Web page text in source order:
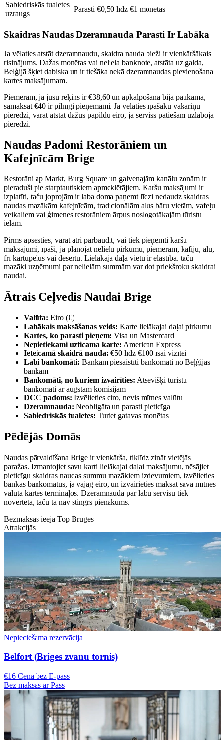
Sabiedriskās tualetes
uzraugs
Parasti €0,50 līdz €1 monētās
Skaidras Naudas Dzeramnauda Parasti Ir Labāka
Ja vēlaties atstāt dzeramnaudu, skaidra nauda bieži ir vienkāršākais
risinājums. Dažas monētas vai neliela banknote, atstāta uz galda,
Beļģijā šķiet dabiska un ir tiešāka nekā dzeramnaudas pievienošana
kartes maksājumam.
Piemēram, ja jūsu rēķins ir €38,60 un apkalpošana bija patīkama,
samaksāt €40 ir pilnīgi pieņemami. Ja vēlaties īpašāku vakariņu
pieredzi, varat atstāt dažus papildu eiro, ja serviss patiešām uzlaboja
pieredzi.
Naudas Padomi Restorāniem un
Kafejnīcām Brige
Restorāni ap Markt, Burg Square un galvenajām kanālu zonām ir
pieraduši pie starptautiskiem apmeklētājiem. Karšu maksājumi ir
izplatīti, taču joprojām ir laba doma paņemt līdzi nedaudz skaidras
naudas mazākām kafejnīcām, tradicionālām alus bāru vietām, vafeļu
veikaliem vai ģimenes restorāniem ārpus noslogotākajām tūristu
ielām.
Pirms apsēsties, varat ātri pārbaudīt, vai tiek pieņemti karšu
maksājumi, īpaši, ja plānojat nelielu pirkumu, piemēram, kafiju, alu,
frī kartupeļus vai desertu. Lielākajā daļā vietu ir elastība, taču
mazāki uzņēmumi par nelielām summām var dot priekšroku skaidrai
naudai.
Ātrais Ceļvedis Naudai Brige
Valūta: Eiro (€)
Labākais maksāšanas veids: Karte lielākajai daļai pirkumu
Kartes, ko parasti pieņem: Visa un Mastercard
Nepietiekami uzticama karte: American Express
Ieteicamā skaidrā nauda: €50 līdz €100 īsai vizītei
Labi bankomāti: Bankām piesaistīti bankomāti no Beļģijas
bankām
Bankomāti, no kuriem izvairīties: Atsevišķi tūristu
bankomāti ar augstām komisijām
DCC padoms: Izvēlieties eiro, nevis mītnes valūtu
Dzeramnauda: Neobligāta un parasti pieticīga
Sabiedriskās tualetes: Turiet gatavas monētas
Pēdējās Domās
Naudas pārvaldīšana Brige ir vienkārša, tiklīdz zināt vietējās
paražas. Izmantojiet savu karti lielākajai daļai maksājumu, nēsājiet
pieticīgu skaidras naudas summu mazākiem izdevumiem, izvēlieties
bankas bankomātus, ja vajag eiro, un izvairieties maksāt savā mītnes
valūtā kartes termināļos. Dzeramnauda par labu servisu tiek
novērtēta, taču tā nav stingrs pienākums.
Bezmaksas ieeja Top Bruges
Atrakcijās
Nepieciešama rezervācija
Belfort (Briges zvanu tornis)
€16 Cena bez E-pass
Bez maksas ar Pass